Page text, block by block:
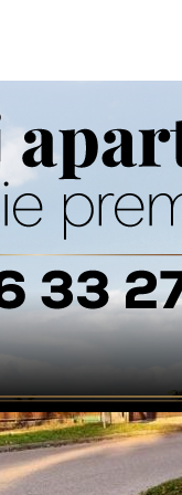
1 Komentarzy
ulicy Lotniczej